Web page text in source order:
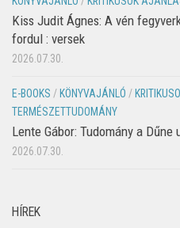
Kiss Judit Ágnes: A vén
fordul : versek
2026.07.30.
E-BOOKS / KÖNYVAJÁNLÓ /
TERMÉSZETTUDOMÁNY
Lente Gábor: Tudomány a Dűne
2026.07.30.
HÍREK